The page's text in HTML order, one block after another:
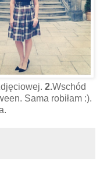
2.Wschód
Sama robiłam :).